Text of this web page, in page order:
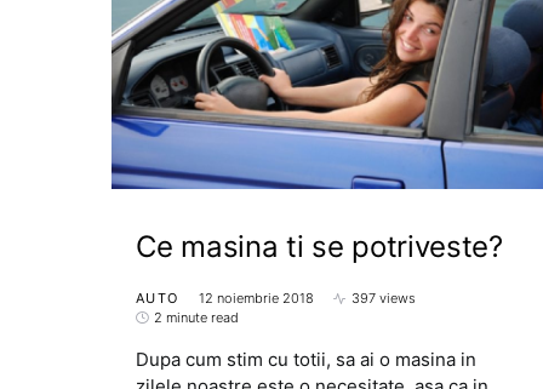
Ce masina ti se potriveste?
AUTO 12 noiembrie 2018
397 views
2 minute read
Dupa cum stim cu totii, sa ai o masina in